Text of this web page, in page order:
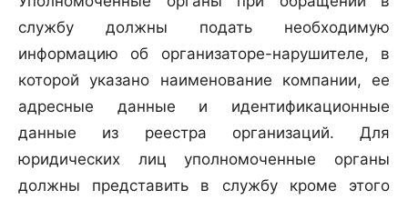
службу должны подать необходимую
информацию об организаторе-нарушителе, в
которой указано наименование компании, ее
адресные данные и идентификационные
данные из реестра организаций. Для
юридических лиц уполномоченные органы
должны представить в службу кроме этого